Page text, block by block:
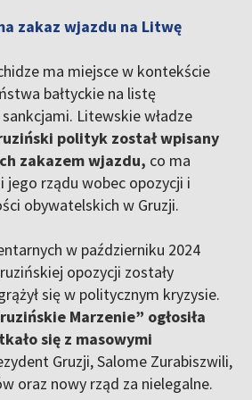
zakaz wjazdu na Litwę
ma miejsce w kontekście
bałtyckie na listę
Litewskie władze
polityk został wpisany
zakazem wjazdu, co ma
jego rządu wobec opozycji i
obywatelskich w Gruzji.
w październiku 2024
opozycji zostały
się w politycznym kryzysie.
Marzenie” ogłosiła
się z masowymi
Gruzji, Salome Zurabiszwili,
oraz nowy rząd za nielegalne.